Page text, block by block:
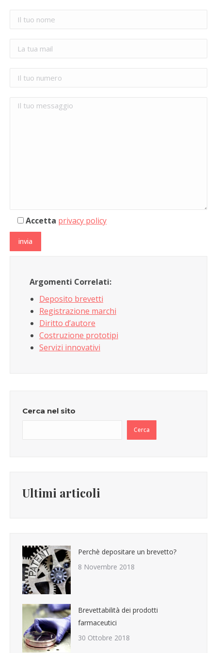
Accetta privacy policy
Argomenti Correlati:
Deposito brevetti
Registrazione marchi
Diritto d’autore
Costruzione prototipi
Servizi innovativi
Cerca nel sito
Cerca
Ultimi articoli
Perchè depositare un brevetto?
8 Novembre 2018
Brevettabilità dei prodotti
farmaceutici
30 Ottobre 2018